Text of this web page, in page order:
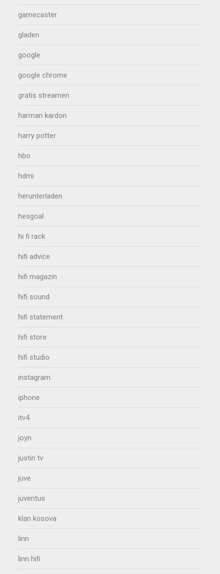
gamecaster
gladen
google
google chrome
gratis streamen
harman kardon
harry potter
hbo
hdmi
herunterladen
hesgoal
hi fi rack
hifi advice
hifi magazin
hifi sound
hifi statement
hifi store
hifi studio
instagram
iphone
itv4
joyn
justin tv
juve
juventus
klan kosova
linn
linn hifi